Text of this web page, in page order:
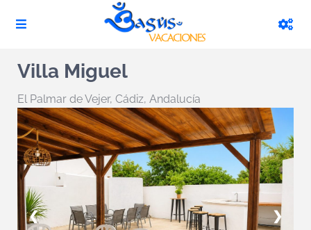
Villa Miguel
El Palmar de Vejer, Cádiz, Andalucía
❮ ❯